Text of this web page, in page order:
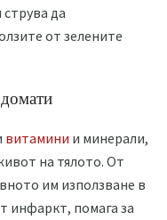
да
от зелените
витамини и минерали,
на тялото. От
им използване в
инфаркт, помага за